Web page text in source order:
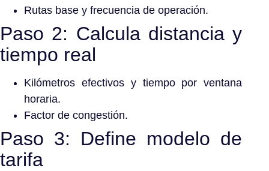
Rutas base y frecuencia de operación.
Paso 2: Calcula distancia y
tiempo real
Kilómetros efectivos y tiempo por ventana
horaria.
Factor de congestión.
Paso 3: Define modelo de
tarifa